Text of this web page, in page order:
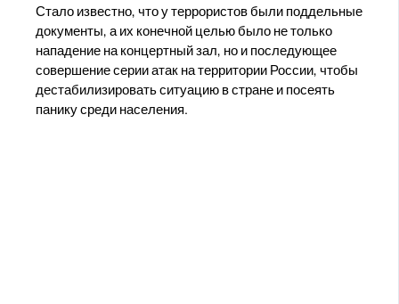
Стало известно, что у террористов были поддельные
документы, а их конечной целью было не только
нападение на концертный зал, но и последующее
совершение серии атак на территории России, чтобы
дестабилизировать ситуацию в стране и посеять
панику среди населения.